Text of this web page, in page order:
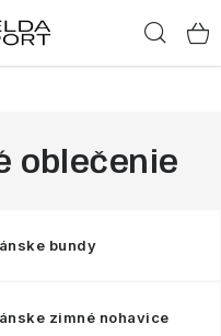
oblečenie
bundy
zimné nohavice